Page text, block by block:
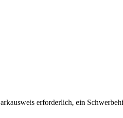
erforderlich, ein